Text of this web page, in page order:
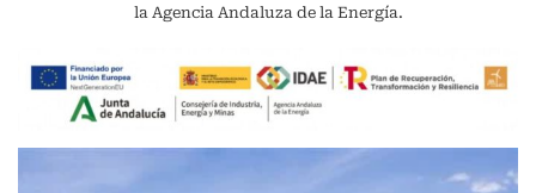
la Agencia Andaluza de la Energía.